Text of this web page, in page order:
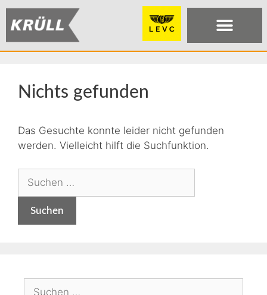
Nichts gefunden
Das Gesuchte konnte leider nicht gefunden
werden. Vielleicht hilft die Suchfunktion.